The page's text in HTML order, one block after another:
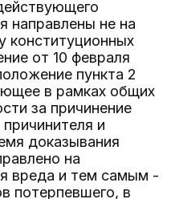
направлены не на
конституционных
от 10 февраля
пункта 2
в рамках общих
за причинение
и
доказывания
на
вреда и тем самым -
потерпевшего, в